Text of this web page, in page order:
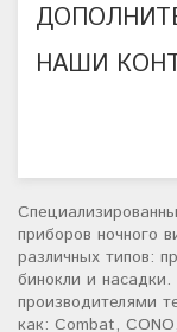
НАШИ
приборов ночного
различных типов:
бинокли и
производителями
как: Combat,